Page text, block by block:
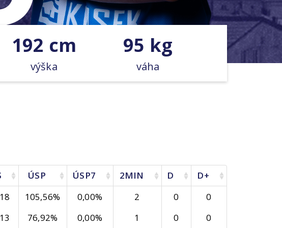
192 cm
výška
95 kg
váha
ÚSP ÚSP7 2MIN D
D+
18 105,56% 0,00% 2 0
0
13 76,92% 0,00% 1 0 0